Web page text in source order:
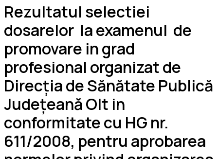
Rezultatul selectiei
dosarelor la examenul de
promovare in grad
profesional organizat de
Direcția de Sănătate Publică
Județeană Olt in
conformitate cu HG nr.
611/2008, pentru aprobarea